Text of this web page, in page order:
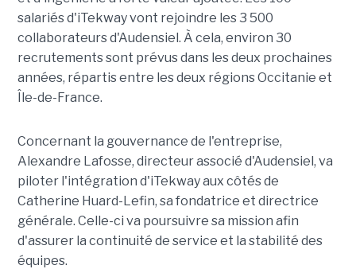
salariés d'iTekway vont rejoindre les 3 500
collaborateurs d'Audensiel. À cela, environ 30
recrutements sont prévus dans les deux prochaines
années, répartis entre les deux régions Occitanie et
Île-de-France.
Concernant la gouvernance de l'entreprise,
Alexandre Lafosse, directeur associé d'Audensiel, va
piloter l'intégration d'iTekway aux côtés de
Catherine Huard-Lefin, sa fondatrice et directrice
générale. Celle-ci va poursuivre sa mission afin
d'assurer la continuité de service et la stabilité des
équipes.